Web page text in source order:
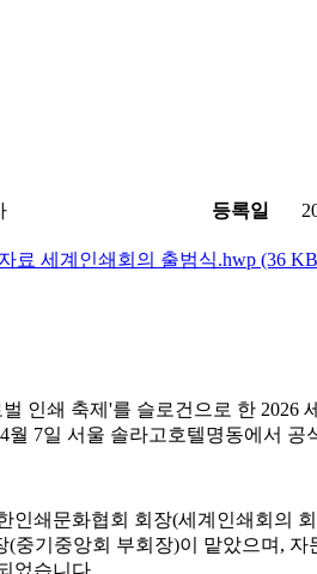
등록일
료 세계인쇄회의 출범식.hwp (36
인쇄 축제'를 슬로건으로 한 2026
월 7일 서울 솔라고호텔명동에서 공
인쇄문화협회 회장(세계인쇄회의
중기중앙회 부회장)이 맡았으며, 자
었습니다.